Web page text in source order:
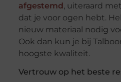
afgestemd , uiteraard
dat je voor ogen hebt.
nieuw materiaal nodig
Ook dan kun je bij
hoogste kwaliteit.
Vertrouw op het beste